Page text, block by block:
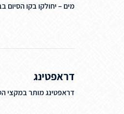
מים – יחולקו בקו הסיום
דראפטינג
דראפטינג מותר במקצי הסופר ספרינט (14-17) בלבד. חל איסור